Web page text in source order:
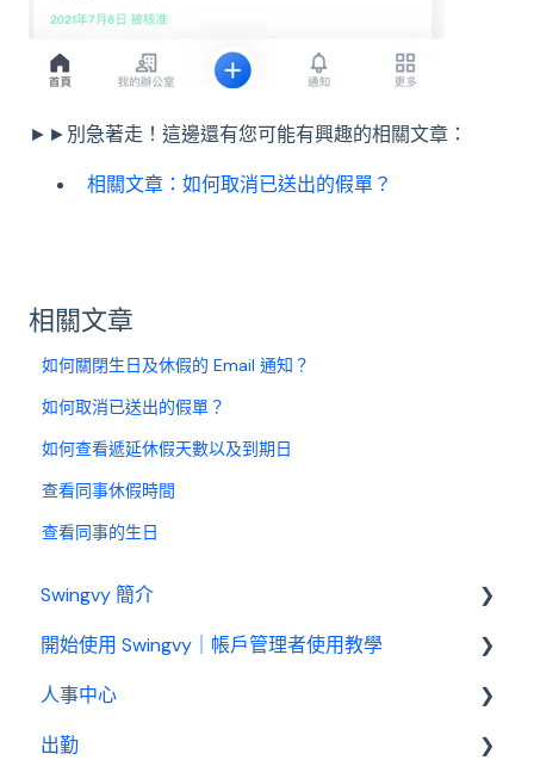
►►別急著走！這邊還有您可能有興趣的相關文章：
相關文章：如何取消已送出的假單？
相關文章
如何關閉生日及休假的 Email 通知？
如何取消已送出的假單？
如何查看遞延休假天數以及到期日
查看同事休假時間
查看同事的生日
Swingvy 簡介
認識 Swingvy
開始使用 Swingvy｜帳戶管理者使用教學
Swingvy 新手教學｜所有你需要的教學影片都在
人事中心
人員
出勤